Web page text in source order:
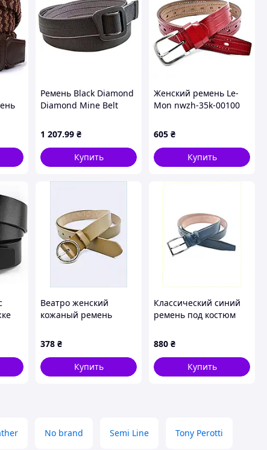
Ремень Black Diamond
Diamond Mine Belt
D3I5.015-M) D7-2026
1 207.99 ₴
Купить
Женский ремень Le-
Mon nwzh-35k-00100
(nwzh-35k-00100)
605 ₴
Купить
Веатро женский
кожаный ремень
6T739421X
378 ₴
Купить
Классический синий
ремень под костюм
K852944H6B
880 ₴
Купить
No brand Semi Line Tony Perotti